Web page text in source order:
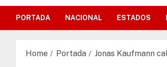
PORTADA NACIONAL ESTADOS
Home Portada Jonas Kaufmann